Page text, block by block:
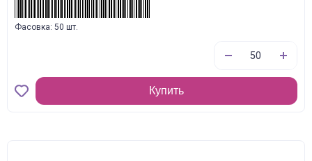
Фасовка: 50 шт.
Купить